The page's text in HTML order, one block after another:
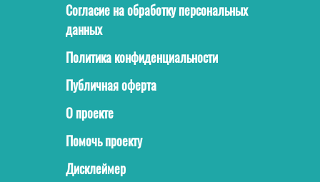
Согласие на обработку персональных
данных
Политика конфиденциальности
Публичная оферта
О проекте
Помочь проекту
Дисклеймер